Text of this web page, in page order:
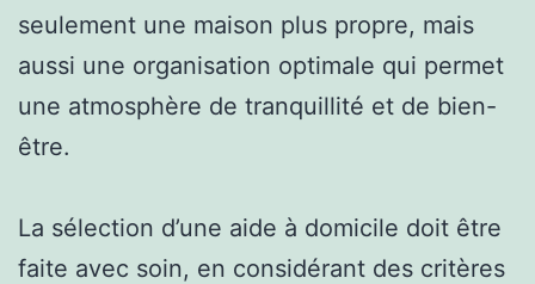
seulement une maison plus propre, mais
aussi une organisation optimale qui permet
une atmosphère de tranquillité et de bien-
être.
La sélection d’une aide à domicile doit être
faite avec soin, en considérant des critères